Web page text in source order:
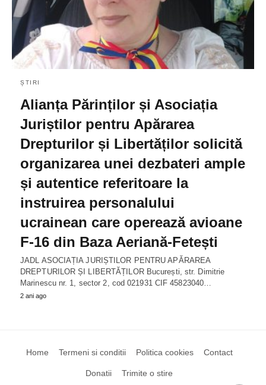
ȘTIRI
Alianța Părinților și Asociația
Juriștilor pentru Apărarea
Drepturilor și Libertăților solicită
organizarea unei dezbateri ample
și autentice referitoare la
instruirea personalului
ucrainean care operează avioane
F-16 din Baza Aeriană-Fetești
JADL ASOCIAȚIA JURIȘTILOR PENTRU APĂRAREA
DREPTURILOR ȘI LIBERTĂȚILOR București, str. Dimitrie
Marinescu nr. 1, sector 2, cod 021931 CIF 45823040…
2 ani ago
Home Termeni si conditii Politica cookies Contact
Donatii Trimite o stire